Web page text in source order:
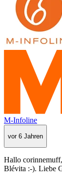
M-Infoline
vor 6 Jahren
Hallo
Blévita :-). Liebe